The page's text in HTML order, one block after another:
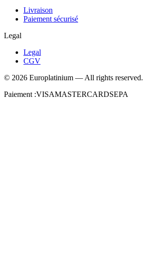
Livraison
Paiement sécurisé
Legal
Legal
CGV
© 2026 Europlatinium — All rights reserved.
Paiement :VISAMASTERCARDSEPA